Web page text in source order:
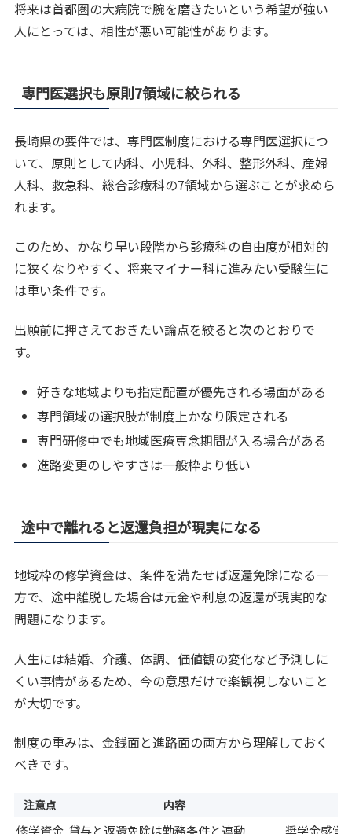
将来は首都圏の大病院で腕を磨きたいという希望が強い
人にとっては、相性が悪い可能性があります。
専門医選択も原則7領域に絞られる
長崎県の要件では、専門医制度における専門医選択につ
いて、原則として内科、小児科、外科、整形外科、産婦
人科、救急科、総合診療科の7領域から選ぶことが求めら
れます。
このため、かなり早い段階から診療科の自由度が相対的
に狭くなりやすく、将来マイナー科に進みたい受験生に
は重い条件です。
出願前に押さえておきたい論点を絞ると次のとおりで
す。
好きな地域よりも指定配置が優先される場面がある
専門領域の選択肢が制度上かなり限定される
専門研修中でも地域医療専念期間が入る場合がある
進路変更のしやすさは一般枠より低い
途中で離れると返還負担が現実になる
地域枠の修学資金は、条件を満たせば返還免除になる一
方で、途中離脱した場合は元金や利息の返還が現実的な
問題になります。
人生には結婚、介護、体調、価値観の変化など予測しに
くい事情があるため、今の意思だけで楽観視しないこと
が大切です。
制度の重みは、金銭面と進路面の両方から理解しておく
べきです。
注意点 内容
修学資金 貸与と返還免除は勤務条件と連動
奨学金感覚